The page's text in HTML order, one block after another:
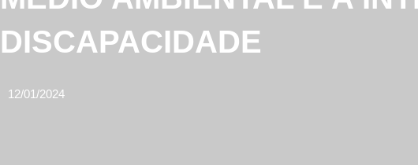
DISCAPACIDADE
12/01/2024